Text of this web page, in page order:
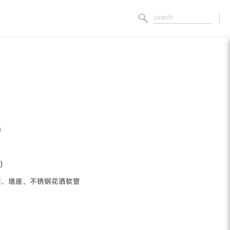
墙座、不锈钢花洒软管